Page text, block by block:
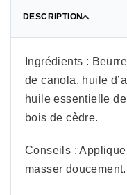
DESCRIPTION
Ingrédients :
de canola, huile
huile essentielle
bois de cèdre.
Conseils :
masser